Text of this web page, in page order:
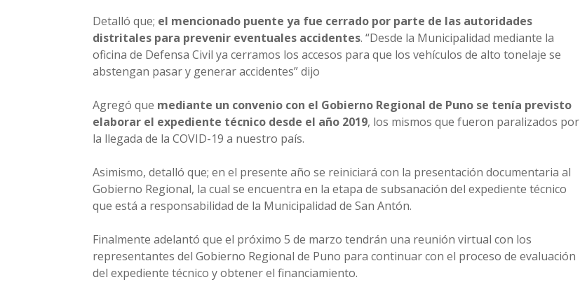
Detalló que; el mencionado puente ya fue cerrado por parte de las autoridades
distritales para prevenir eventuales accidentes. “Desde la Municipalidad mediante la
oficina de Defensa Civil ya cerramos los accesos para que los vehículos de alto tonelaje se
abstengan pasar y generar accidentes” dijo
Agregó que mediante un convenio con el Gobierno Regional de Puno se tenía previsto
elaborar el expediente técnico desde el año 2019, los mismos que fueron paralizados por
la llegada de la COVID-19 a nuestro país.
Asimismo, detalló que; en el presente año se reiniciará con la presentación documentaria al
Gobierno Regional, la cual se encuentra en la etapa de subsanación del expediente técnico
que está a responsabilidad de la Municipalidad de San Antón.
Finalmente adelantó que el próximo 5 de marzo tendrán una reunión virtual con los
representantes del Gobierno Regional de Puno para continuar con el proceso de evaluación
del expediente técnico y obtener el financiamiento.